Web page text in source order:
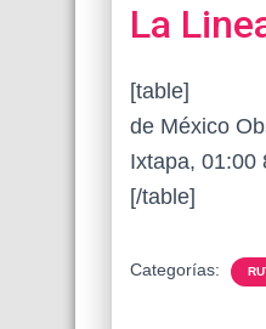
La
[table]
de México
Ixtapa, 01:00
[/table]
Categorías: